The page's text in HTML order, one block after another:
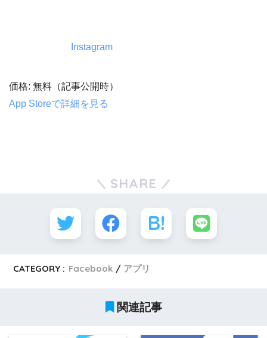
Instagram
価格: 無料（記事公開時）
App Storeで詳細を見る
SHARE
CATEGORY : Facebook アプリ
関連記事